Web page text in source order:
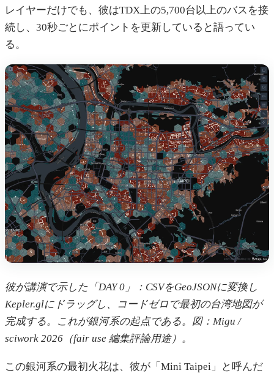
レイヤーだけでも、彼はTDX上の5,700台以上のバスを接
続し、30秒ごとにポイントを更新していると語ってい
る。
彼が講演で示した「DAY 0」：CSVをGeoJSONに変換し
Kepler.glにドラッグし、コードゼロで最初の台湾地図が
完成する。これが銀河系の起点である。図：Migu /
sciwork 2026（fair use 編集評論用途）。
この銀河系の最初火花は、彼が「Mini Taipei」と呼んだ